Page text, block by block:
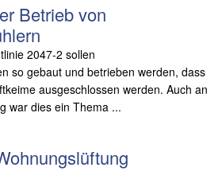
Betrieb von
2047-2 sollen
so gebaut und betrieben werden, dass
ausgeschlossen werden. Auch an
war dies ein Thema ...